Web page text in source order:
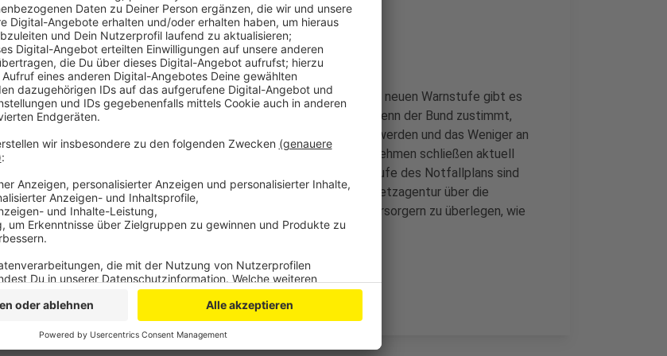
Anzeige
Die Kammer sieht aber noch keinen Grund zur Panik - denn mit der neuen Warnstufe gibt es
auch neue Optionen, um die Energieversorgung sicherzustellen: Wenn der Bund zustimmt,
könnten die noch aktiven Kohlekraftwerke wieder hochgefahren werden und das Weniger an
russischem Gas ein Stück weit auffangen. Viele bergische Unternehmen schließen aktuell
Lieferverträge ab, um sich abzusichern. Bei der höchsten Alarmstufe des Notfallplans sind
aber auch die keine Garantie mehr: Dann entscheidet die Bundesnetzagentur über die
Verteilung. Die IHK rät den Betrieben deshalb, sich mit den Gasversorgern zu überlegen, wie
man Gas einsparen kann.
Anzeige